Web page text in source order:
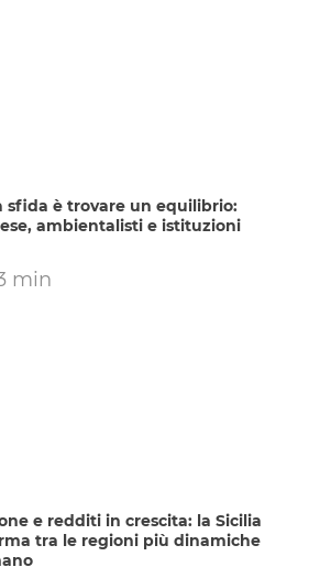
sfida è trovare un equilibrio:
ambientalisti e istituzioni
min
e redditi in crescita: la Sicilia
tra le regioni più dinamiche